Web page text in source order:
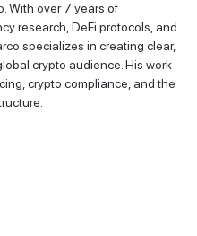
With over 7 years of
research, DeFi protocols, and
specializes in creating clear,
crypto audience. His work
crypto compliance, and the